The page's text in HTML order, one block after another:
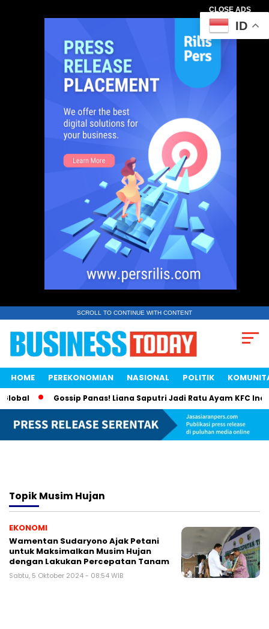
CLOSE ADS
SCROLL TO CONTINUE WITH CONTENT
HOME PEREKONOMIAN NASIONAL POLITIK
Gossip Panas! Liana Saputri Jadi Ratu Ayam KFC
TopikMusim Hujan
EKONOMI
Wamentan Sudaryono Ajak Petani
untuk Maksimalkan Musim Hujan
dengan Lakukan Percepatan Tanam
Sabtu, 5 Oktober 2024 - 08:54 WIB
ID